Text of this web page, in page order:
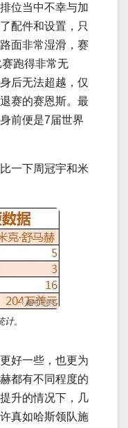
位当中不幸与加
配件和设置，只
面非常湿滑，赛
跑得非常无
后无法超越，仅
赛的赛恩斯。最
前便是7届世界
一下周冠宇和米
。
好一些，也更为
都有不同程度的
升的情况下，几
真如哈斯领队施